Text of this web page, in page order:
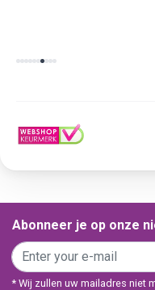
Abonneer je op onze
* Wij zullen uw mailadres niet